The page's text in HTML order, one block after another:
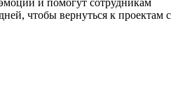
чтобы вернуться к проектам с